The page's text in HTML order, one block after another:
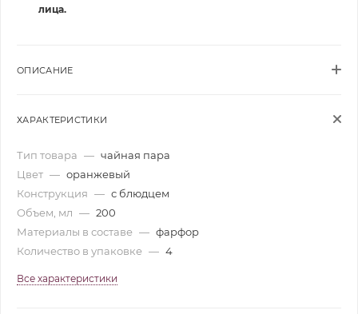
лица.
ОПИСАНИЕ
ХАРАКТЕРИСТИКИ
Тип товара — чайная пара
Цвет — оранжевый
Конструкция — с блюдцем
Объем, мл — 200
Материалы в составе — фарфор
Количество в упаковке — 4
Все характеристики